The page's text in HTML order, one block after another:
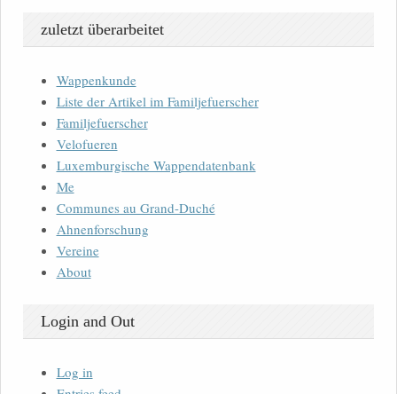
zuletzt überarbeitet
Wappenkunde
Liste der Artikel im Familjefuerscher
Familjefuerscher
Velofueren
Luxemburgische Wappendatenbank
Me
Communes au Grand-Duché
Ahnenforschung
Vereine
About
Login and Out
Log in